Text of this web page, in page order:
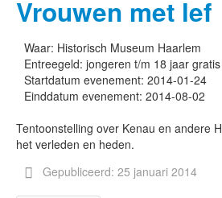
Vrouwen met lef
Waar: Historisch Museum Haarlem
Entreegeld: jongeren t/m 18 jaar
Startdatum evenement: 2014-01-24
Einddatum evenement: 2014-08-02
Tentoonstelling over Kenau en andere
het verleden en heden.
Gepubliceerd: 25 januari 2014